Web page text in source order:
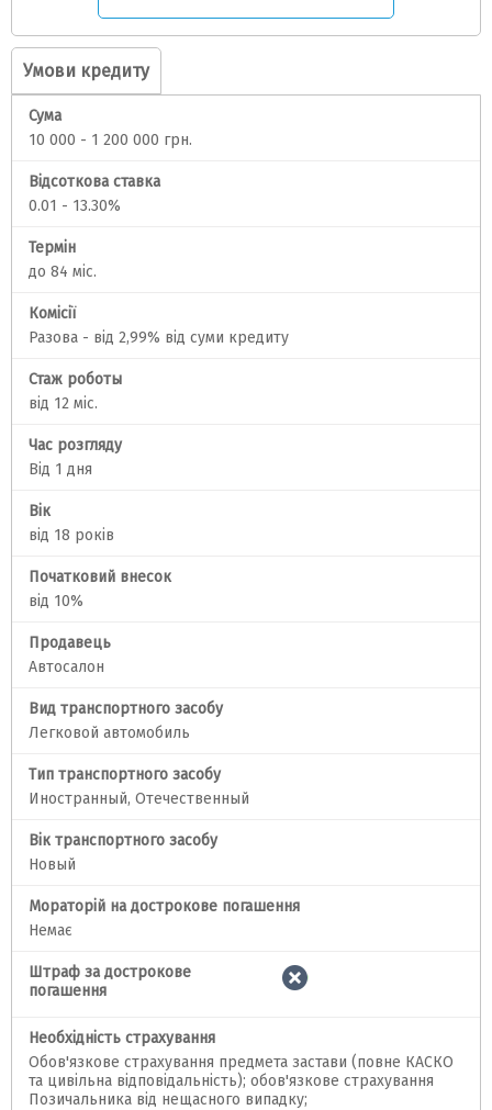
Умови кредиту
Сума
10 000 - 1 200 000 грн.
Відсоткова ставка
0.01 - 13.30%
Термін
до 84 міс.
Комісії
Разова - від 2,99% від суми кредиту
Стаж роботы
від 12 міс.
Час розгляду
Від 1 дня
Вік
від 18 років
Початковий внесок
від 10%
Продавець
Автосалон
Вид транспортного засобу
Легковой автомобиль
Тип транспортного засобу
Иностранный, Отечественный
Вік транспортного засобу
Новый
Мораторій на дострокове погашення
Немає
Штраф за дострокове
погашення
Необхідність страхування
Обов'язкове страхування предмета застави (повне КАСКО
та цивільна відповідальність); обов'язкове страхування
Позичальника від нещасного випадку;